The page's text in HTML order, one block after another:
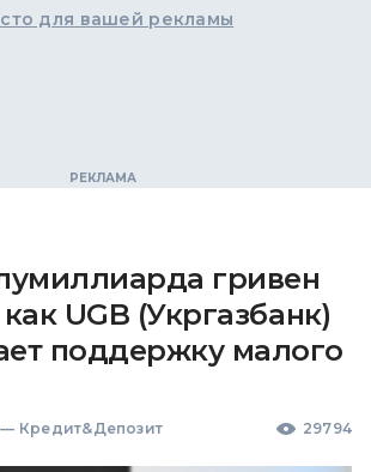
для вашей рекламы
гривен
UGB (Укргазбанк)
поддержку малого
— Кредит&Депозит 29794